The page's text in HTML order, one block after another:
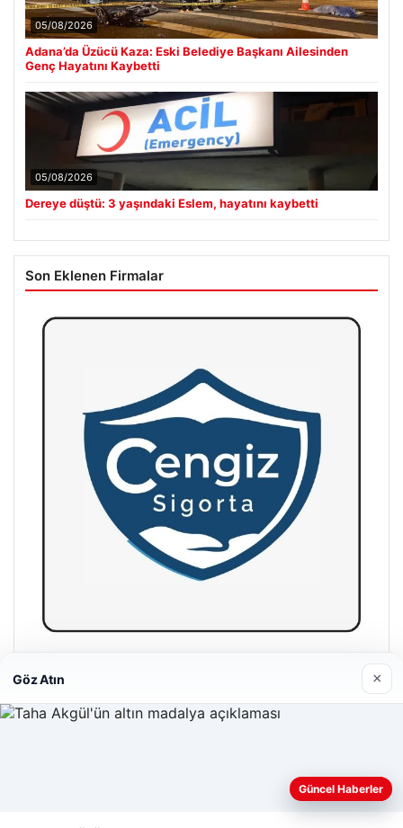
05/08/2026
Adana’da Üzücü Kaza: Eski Belediye Başkanı Ailesinden
Genç Hayatını Kaybetti
05/08/2026
Dereye düştü: 3 yaşındaki Eslem, hayatını kaybetti
Son Eklenen Firmalar
Hastaş Beton
Web sitemizi nasıl kullandığınızı daha iyi anlayabilmek,
deneyiminizi kişiselleştirmek ve geliştirmek amacıyla çerezler
Göz Atın ×
Güncel Haberler